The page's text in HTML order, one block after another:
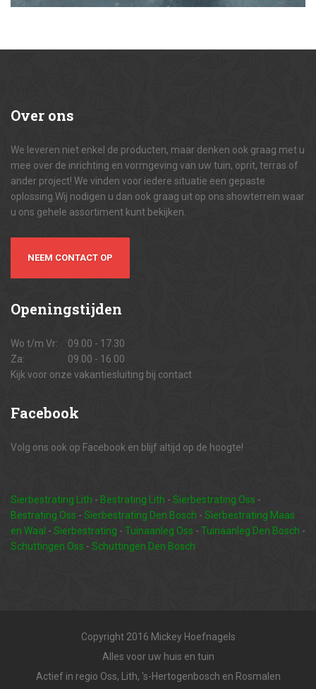
Over ons
We leveren niet enkel de producten, maar denken ook graag met u
mee over de inrichting en vormgeving van uw tuin, oprit, terras of
ander project! We vinden voor iedere situatie een gepaste
oplossing.Wij nodigen u dan ook graag uit op ons showterrein waar
u ons gehele assortiment kunt bekijken.
NEEM CONTACT OP
Openingstijden
Wo t/m Vr:
09.00 - 17.30
Za:
09.00 - 16.00
Kijk voor onze vakantiesluiting bij contact
Facebook
Volg ons ook op Facebook en blijf altijd op de hoogte!
Sierbestrating Lith - Bestrating Lith - Sierbestrating Oss -
Bestrating Oss - Sierbestrating Den Bosch - Sierbestrating Maas
en Waal - Sierbestrating - Tuinaanleg Oss - Tuinaanleg Den Bosch -
Schuttingen Oss - Schuttingen Den Bosch
Copyright 2016 Mickey Hoefnagels
Alles voor uw huis en tuin
Actief in regio Oss, Lith, 's-Hertogenbosch en Rosmalen